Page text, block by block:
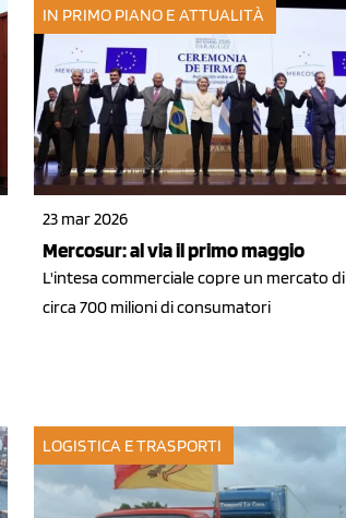
IN PRIMO PIANO E ATTUALITÀ
23 mar 2026
Mercosur: al via il primo maggio
L'intesa commerciale copre un mercato di
circa 700 milioni di consumatori
LOGISTICA E TRASPORTI